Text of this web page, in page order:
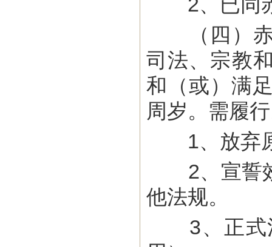
（四）赤
司法、宗教
和（或）满
周岁。需履
1、放弃
2、宣誓效
他法规。
3、正式注